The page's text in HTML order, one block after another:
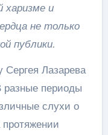
харизме и
не только
публики.
Сергея Лазарева
разные периоды
слухи о